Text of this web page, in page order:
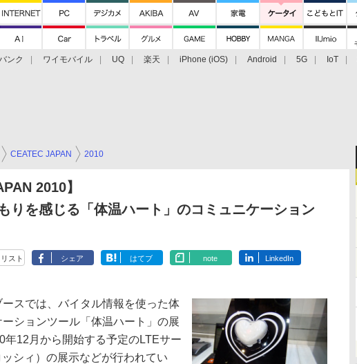
ンク ワイモバイル UQ 楽天 iPhone (iOS) Android 5G IoT
CEATEC JAPAN 2010
2010】
りを感じる「体温ハート」のコミュニケーション
リスト シェア はてブ note LinkedIn
スでは、バイタル情報を使った体
ションツール「体温ハート」の展
年12月から開始する予定のLTEサー
シィ）の展示などが行われてい